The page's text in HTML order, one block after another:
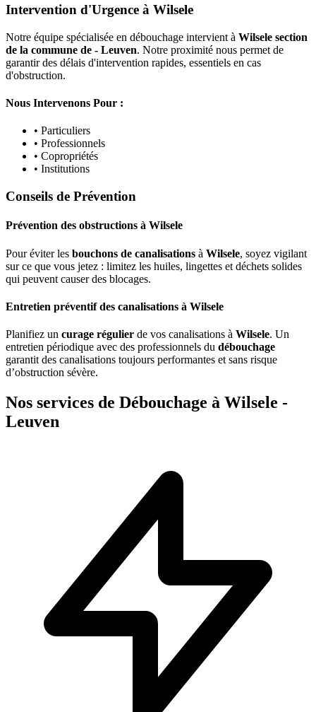
Intervention d'Urgence à Wilsele
Notre équipe spécialisée en débouchage intervient à Wilsele section
de la commune de - Leuven. Notre proximité nous permet de
garantir des délais d'intervention rapides, essentiels en cas
d'obstruction.
Nous Intervenons Pour :
• Particuliers
• Professionnels
• Copropriétés
• Institutions
Conseils de Prévention
Prévention des obstructions à Wilsele
Pour éviter les bouchons de canalisations à Wilsele, soyez vigilant
sur ce que vous jetez : limitez les huiles, lingettes et déchets solides
qui peuvent causer des blocages.
Entretien préventif des canalisations à Wilsele
Planifiez un curage régulier de vos canalisations à Wilsele. Un
entretien périodique avec des professionnels du débouchage
garantit des canalisations toujours performantes et sans risque
d’obstruction sévère.
Nos services de Débouchage à Wilsele -
Leuven